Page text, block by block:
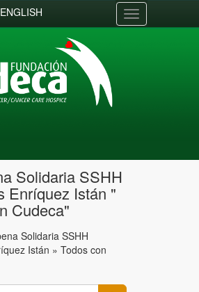
ENGLISH
Toggle
navigation
Solidaria SSHH
Enríquez Istán "
Cudeca"
Solidaria SSHH
Istán » Todos con